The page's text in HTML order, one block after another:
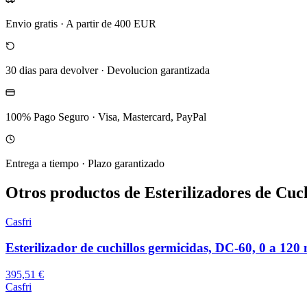
Envio gratis · A partir de 400 EUR
30 dias para devolver· Devolucion garantizada
100% Pago Seguro · Visa, Mastercard, PayPal
Entrega a tiempo · Plazo garantizado
Otros productos de Esterilizadores de
Casfri
Esterilizador de cuchillos germicidas, DC-60, 0 a 120
395,51 €
Casfri